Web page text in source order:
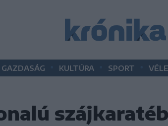
GAZDASÁG KULTÚRA SPORT